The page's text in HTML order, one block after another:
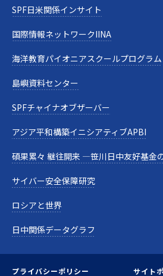
SPF日米関係インサイト
国際情報ネットワークIINA
海洋教育パイオニアスクールプログラム
島嶼資料センター
SPFチャイナオブザーバー
アジア平和構築イニシアティブAPBI
碩果累々 継往開来 —笹川日中友好基金
サイバー安全保障研究
ロシアと世界
日中関係データグラフ
プライバシーポリシー サイト